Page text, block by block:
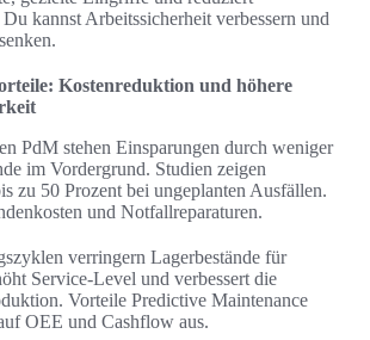
kannst Arbeitssicherheit verbessern und
Kostenreduktion und höhere
PdM stehen Einsparungen durch weniger
im Vordergrund. Studien zeigen
zu 50 Prozent bei ungeplanten Ausfällen.
und Notfallreparaturen.
verringern Lagerbestände für
Service-Level und verbessert die
Vorteile Predictive Maintenance
OEE und Cashflow aus.